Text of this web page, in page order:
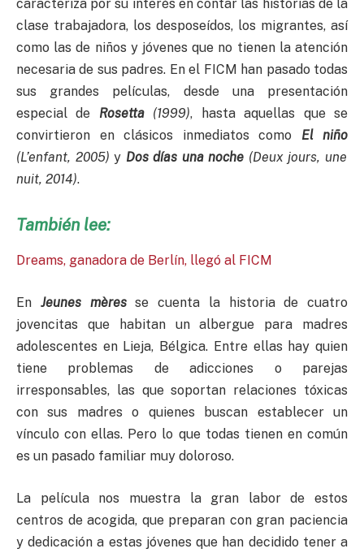
caracteriza por su interés en contar las historias de la
clase trabajadora, los desposeídos, los migrantes, así
como las de niños y jóvenes que no tienen la atención
necesaria de sus padres. En el FICM han pasado todas
sus grandes películas, desde una presentación
especial de Rosetta(1999), hasta aquellas que se
convirtieron en clásicos inmediatos como El niño
(L’enfant, 2005) y Dos días una noche (Deux jours, une
nuit, 2014).
También lee:
Dreams, ganadora de Berlín, llegó al FICM
En Jeunes mèresse cuenta la historia de cuatro
jovencitas que habitan un albergue para madres
adolescentes en Lieja, Bélgica. Entre ellas hay quien
tiene problemas de adicciones o parejas
irresponsables, las que soportan relaciones tóxicas
con sus madres o quienes buscan establecer un
vínculo con ellas. Pero lo que todas tienen en común
es un pasado familiar muy doloroso.
La película nos muestra la gran labor de estos
centros de acogida, que preparan con gran paciencia
y dedicación a estas jóvenes que han decidido tener a